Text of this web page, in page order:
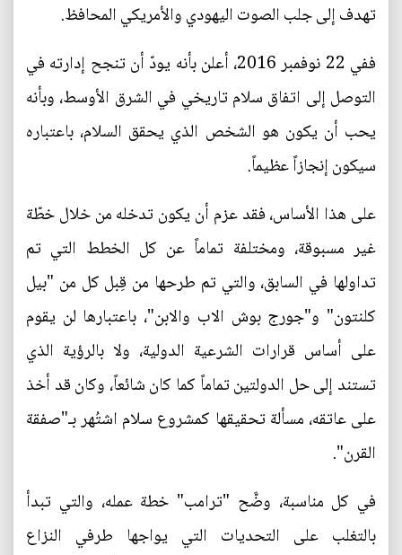
تهدف إلى جلب الصوت اليهودي والأمريكي المحافظ.
ففي 22 نوفمبر 2016، أعلن بأنه يودّ أن تنجح إدارته في
التوصل إلى اتفاق سلام تاريخي في الشرق الأوسط، وبأنه
يحب أن يكون هو الشخص الذي يحقق السلام، باعتباره
سيكون إنجازاً عظيماً.
على هذا الأساس، فقد عزم أن يكون تدخله من خلال خطّة
غير مسبوقة، ومختلفة تماماً عن كل الخطط التي تم
تداولها في السابق، والتي تم طرحها من قِبل كل من "بيل
كلنتون" و"جورج بوش الاب والابن"، باعتبارها لن يقوم
على أساس قرارات الشرعية الدولية، ولا بالرؤية الذي
تستند إلى حل الدولتين تماماً كما كان شائعاً، وكان قد أخذ
على عاتقه، مسألة تحقيقها كمشروع سلام اشتُهر بـ"صفقة
القرن".
في كل مناسبة، وضَّح "ترامب" خطة عمله، والتي تبدأ
بالتغلب على التحديات التي يواجها طرفي النزاع